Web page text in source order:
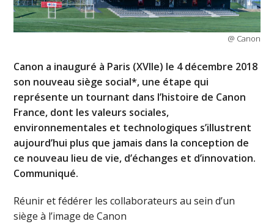
@ Canon
Canon a inauguré à Paris (XVIIe) le 4 décembre 2018
son nouveau siège social*, une étape qui
représente un tournant dans l’histoire de Canon
France, dont les valeurs sociales,
environnementales et technologiques s’illustrent
aujourd’hui plus que jamais dans la conception de
ce nouveau lieu de vie, d’échanges et d’innovation.
Communiqué.
Réunir et fédérer les collaborateurs au sein d’un
siège à l’image de Canon